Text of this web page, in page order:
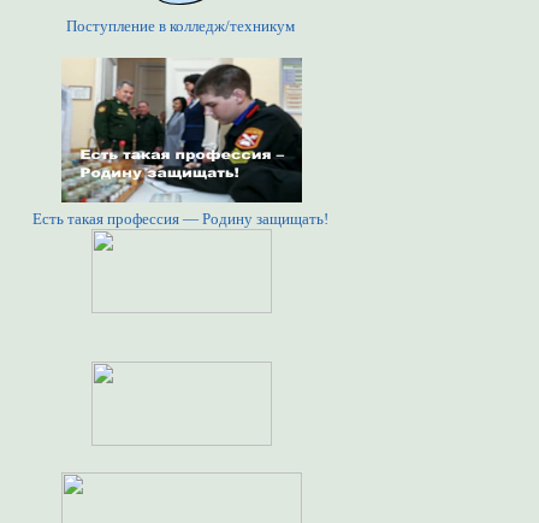
Поступление в колледж/техникум
Есть такая профессия — Родину защищать!